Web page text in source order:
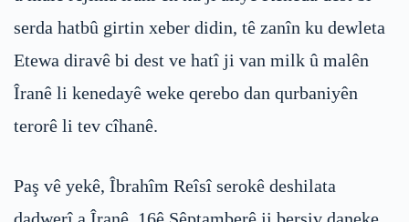
serda hatbû girtin xeber didin, tê zanîn ku dewleta
Etewa diravê bi dest ve hatî ji van milk û malên
Îranê li kenedayê weke qerebo dan qurbaniyên
terorê li tev cîhanê.
Paş vê yekê, Îbrahîm Reîsî serokê deshilata